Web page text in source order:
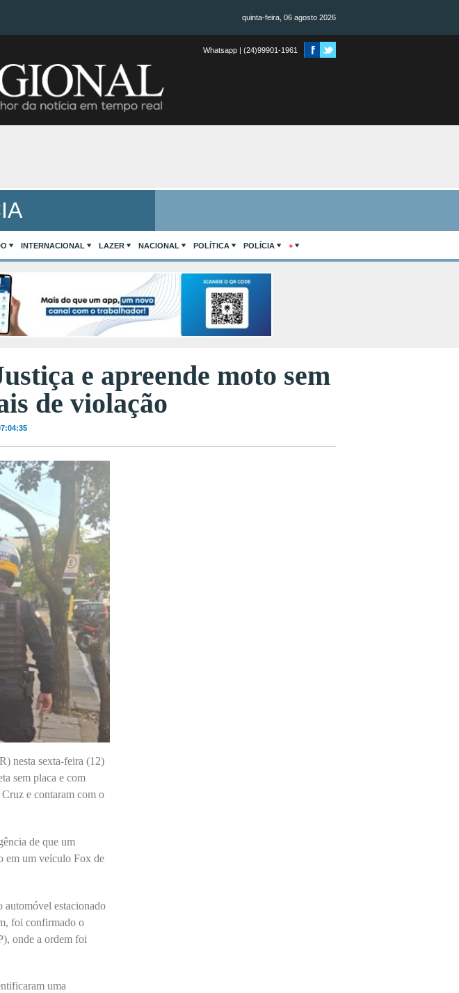
quinta-feira, 06 agosto 2026
Whatsapp | (24)99901-1961
INTERNACIONAL LAZER NACIONAL POLÍTICA POLÍCIA +
e apreende moto sem
de violação
nesta sexta-feira (12)
sem placa e com
e contaram com o
de que um
em um veículo Fox de
automóvel estacionado
foi confirmado o
onde a ordem foi
uma